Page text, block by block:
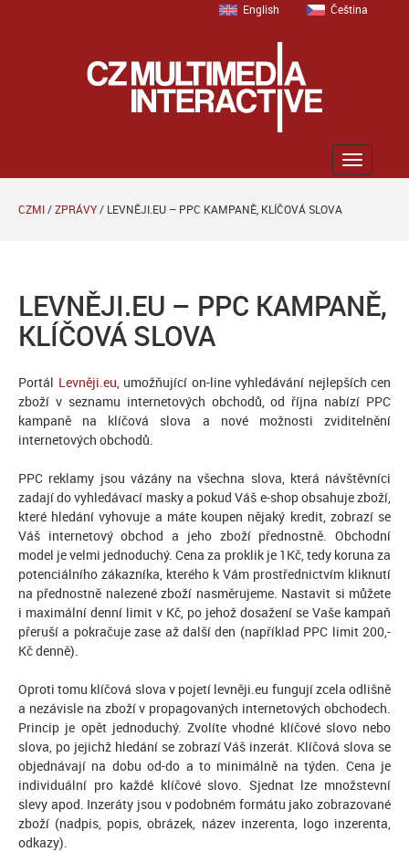
English Čeština
Zobrazit
menu
CZMI/ZPRÁVY/ LEVNĚJI.EU – PPC KAMPANĚ, KLÍČOVÁ SLOVA
LEVNĚJI.EU – PPC KAMPANĚ,
KLÍČOVÁ SLOVA
Portál Levněji.eu , umožňující on-line vyhledávání nejlepších cen
zboží v seznamu internetových obchodů, od října nabízí PPC
kampaně na klíčová slova a nové možnosti zviditelnění
internetových obchodů.
PPC reklamy jsou vázány na všechna slova, která návštěvníci
zadají do vyhledávací masky a pokud Váš e-shop obsahuje zboží,
které hledání vyhovuje a máte koupen nějaký kredit, zobrazí se
Váš internetový obchod a jeho zboží přednostně. Obchodní
model je velmi jednoduchý. Cena za proklik je 1Kč, tedy koruna za
potenciálního zákazníka, kterého k Vám prostřednictvím kliknutí
na přednostně nalezené zboží nasměrujeme. Nastavit si můžete
i maximální denní limit v Kč, po jehož dosažení se Vaše kampaň
přeruší a pokračuje zase až další den (například PPC limit 200,-
Kč denně).
Oproti tomu klíčová slova v pojetí levněji.eu fungují zcela odlišně
a nezávisle na zboží v propagovaných internetových obchodech.
Princip je opět jednoduchý. Zvolíte vhodné klíčové slovo nebo
slova, po jejichž hledání se zobrazí Váš inzerát. Klíčová slova se
objednávají na dobu od-do a to minimálně na týden. Cena je
individuální pro každé klíčové slovo. Sjednat lze množstevní
slevy apod. Inzeráty jsou v podobném formátu jako zobrazované
zboží (nadpis, popis, obrázek, název inzerenta, logo inzerenta,
odkazy).